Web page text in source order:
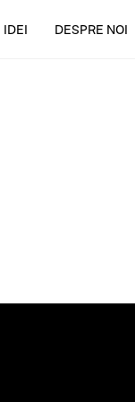
IDEI DESPRE NOI